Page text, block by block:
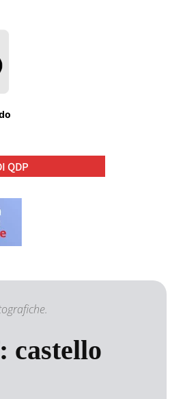
QDP
castello